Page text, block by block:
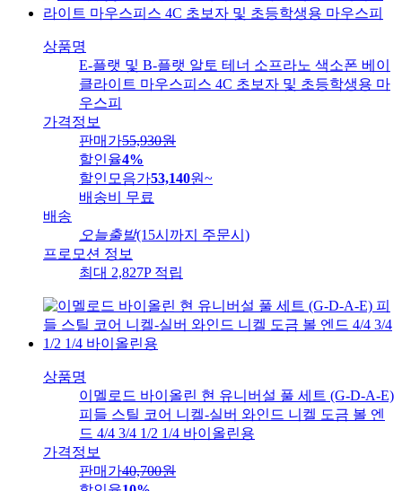
상품명
E-플랫 및 B-플랫 알토 테너 소프라노 색소폰 베이
클라이트 마우스피스 4C 초보자 및 초등학생용 마
우스피
가격정보
판매가55,930원
할인율4%
할인모음가53,140원~
배송비
무료
배송
오늘출발(15시까지 주문시)
프로모션 정보
최대 2,827P 적립
상품명
이멜로드 바이올린 현 유니버설 풀 세트 (G-D-A-E)
피들 스틸 코어 니켈-실버 와인드 니켈 도금 볼 엔
드 4/4 3/4 1/2 1/4 바이올린용
가격정보
판매가40,700원